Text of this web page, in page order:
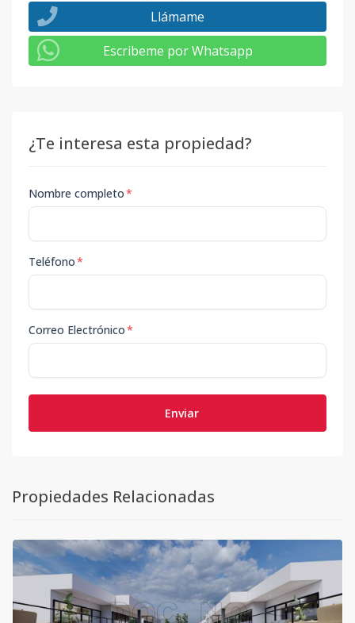
Llámame
Escribeme por Whatsapp
¿Te interesa esta propiedad?
Nombre completo*
Teléfono*
Correo Electrónico*
Enviar
Propiedades Relacionadas